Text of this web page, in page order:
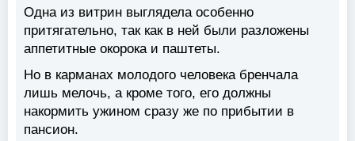
Одна из витрин выглядела особенно
притягательно, так как в ней были разложены
аппетитные окорока и паштеты.
Но в карманах молодого человека бренчала
лишь мелочь, а кроме того, его должны
накормить ужином сразу же по прибытии в
пансион.